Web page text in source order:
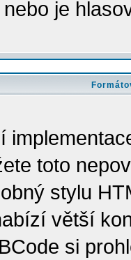
je
toto
stylu
větší
si